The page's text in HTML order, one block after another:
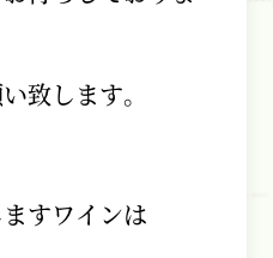
致します。
すワインは